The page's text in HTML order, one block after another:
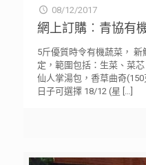
08/12/2017
網上訂購︰青協有
5斤優質時令有機蔬菜，
定，範圍包括：生菜、菜
仙人掌湯包，香草曲奇
日子可選擇 18/12 (星 […]